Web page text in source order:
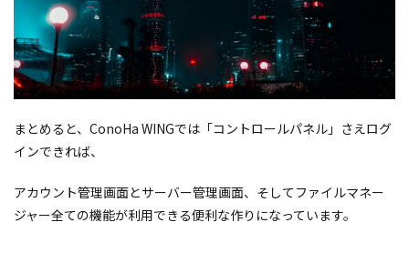
まとめると、ConoHa WINGでは「コントロールパネル」さえログ
インできれば、
アカウント管理画面とサーバー管理画面、そしてファイルマネー
ジャー全ての機能が利用できる便利な作りになっています。